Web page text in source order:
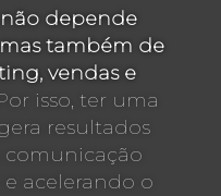
depende
também de
vendas e
isso, ter uma
resultados
comunicação
acelerando o